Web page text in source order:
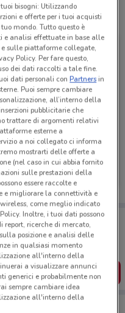
con te!
dei negozi vicino a te,
del risparmio, comodamente
L’APP
bisogni: Utilizzando
e offerte per i tuoi acquisti
mondo. Tutto questo è
e analisi effettuate in base alle
sulle piattaforme collegate,
Policy. Per fare questo,
dei dati raccolti a tale fine.
dati personali conPartnersin
Puoi sempre cambiare
all’interno della
pubblicitarie che
trattare di argomenti relativi
esterne a
a noi collegato ci informa
mostrarti delle offerte a
(nel caso in cui abbia fornito
sulle prestazioni della
essere raccolte e
e migliorare la connettività e
come meglio indicato
Inoltre, i tuoi dati possono
report, ricerche di mercato,
posizione e analisi delle
in qualsiasi momento
all'interno della
a visualizzare annunci
generici e probabilmente non
sempre cambiare idea
all'interno della